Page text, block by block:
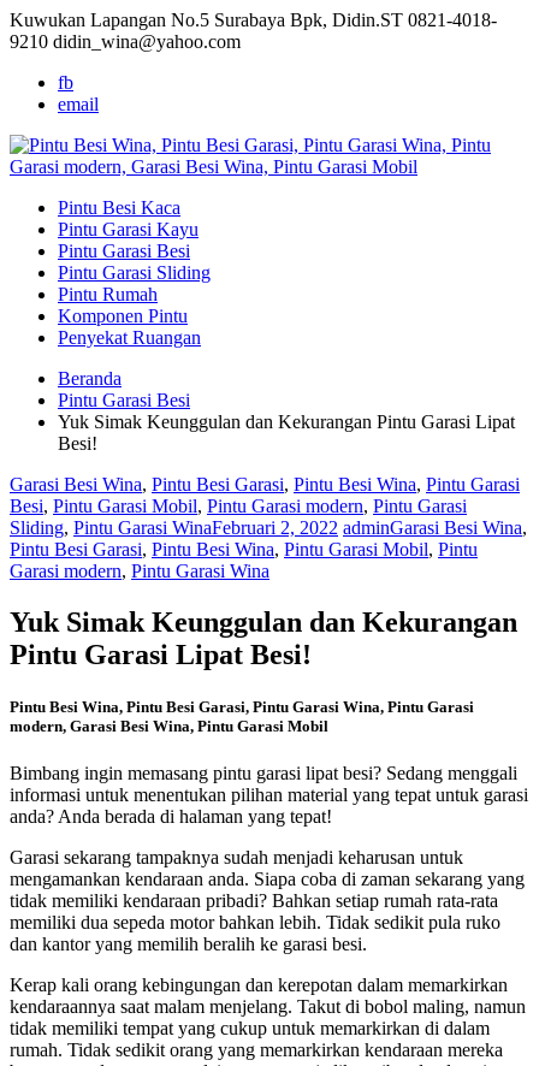
Kuwukan Lapangan No.5 Surabaya Bpk, Didin.ST 0821-4018-
9210 didin_wina@yahoo.com
fb
email
Pintu Besi Kaca
Pintu Garasi Kayu
Pintu Garasi Besi
Pintu Garasi Sliding
Pintu Rumah
Komponen Pintu
Penyekat Ruangan
Beranda
Pintu Garasi Besi
Yuk Simak Keunggulan dan Kekurangan Pintu Garasi Lipat
Besi!
Garasi Besi Wina, Pintu Besi Garasi, Pintu Besi Wina, Pintu Garasi
Besi, Pintu Garasi Mobil, Pintu Garasi modern, Pintu Garasi
Sliding, Pintu Garasi WinaFebruari 2, 2022 adminGarasi Besi Wina,
Pintu Besi Garasi, Pintu Besi Wina, Pintu Garasi Mobil, Pintu
Garasi modern, Pintu Garasi Wina
Yuk Simak Keunggulan dan Kekurangan
Pintu Garasi Lipat Besi!
Pintu Besi Wina, Pintu Besi Garasi, Pintu Garasi Wina, Pintu Garasi
modern, Garasi Besi Wina, Pintu Garasi Mobil
Bimbang ingin memasang pintu garasi lipat besi? Sedang menggali
informasi untuk menentukan pilihan material yang tepat untuk garasi
anda? Anda berada di halaman yang tepat!
Garasi sekarang tampaknya sudah menjadi keharusan untuk
mengamankan kendaraan anda. Siapa coba di zaman sekarang yang
tidak memiliki kendaraan pribadi? Bahkan setiap rumah rata-rata
memiliki dua sepeda motor bahkan lebih. Tidak sedikit pula ruko
dan kantor yang memilih beralih ke garasi besi.
Kerap kali orang kebingungan dan kerepotan dalam memarkirkan
kendaraannya saat malam menjelang. Takut di bobol maling, namun
tidak memiliki tempat yang cukup untuk memarkirkan di dalam
rumah. Tidak sedikit orang yang memarkirkan kendaraan mereka